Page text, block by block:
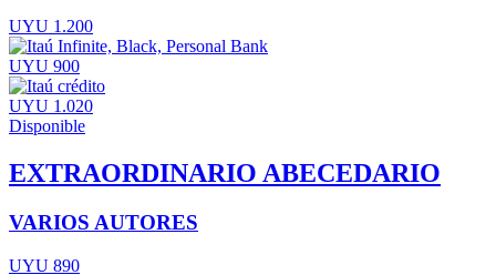
UYU 1.200
UYU 900
UYU 1.020
Disponible
EXTRAORDINARIO ABECEDARIO
VARIOS AUTORES
UYU 890